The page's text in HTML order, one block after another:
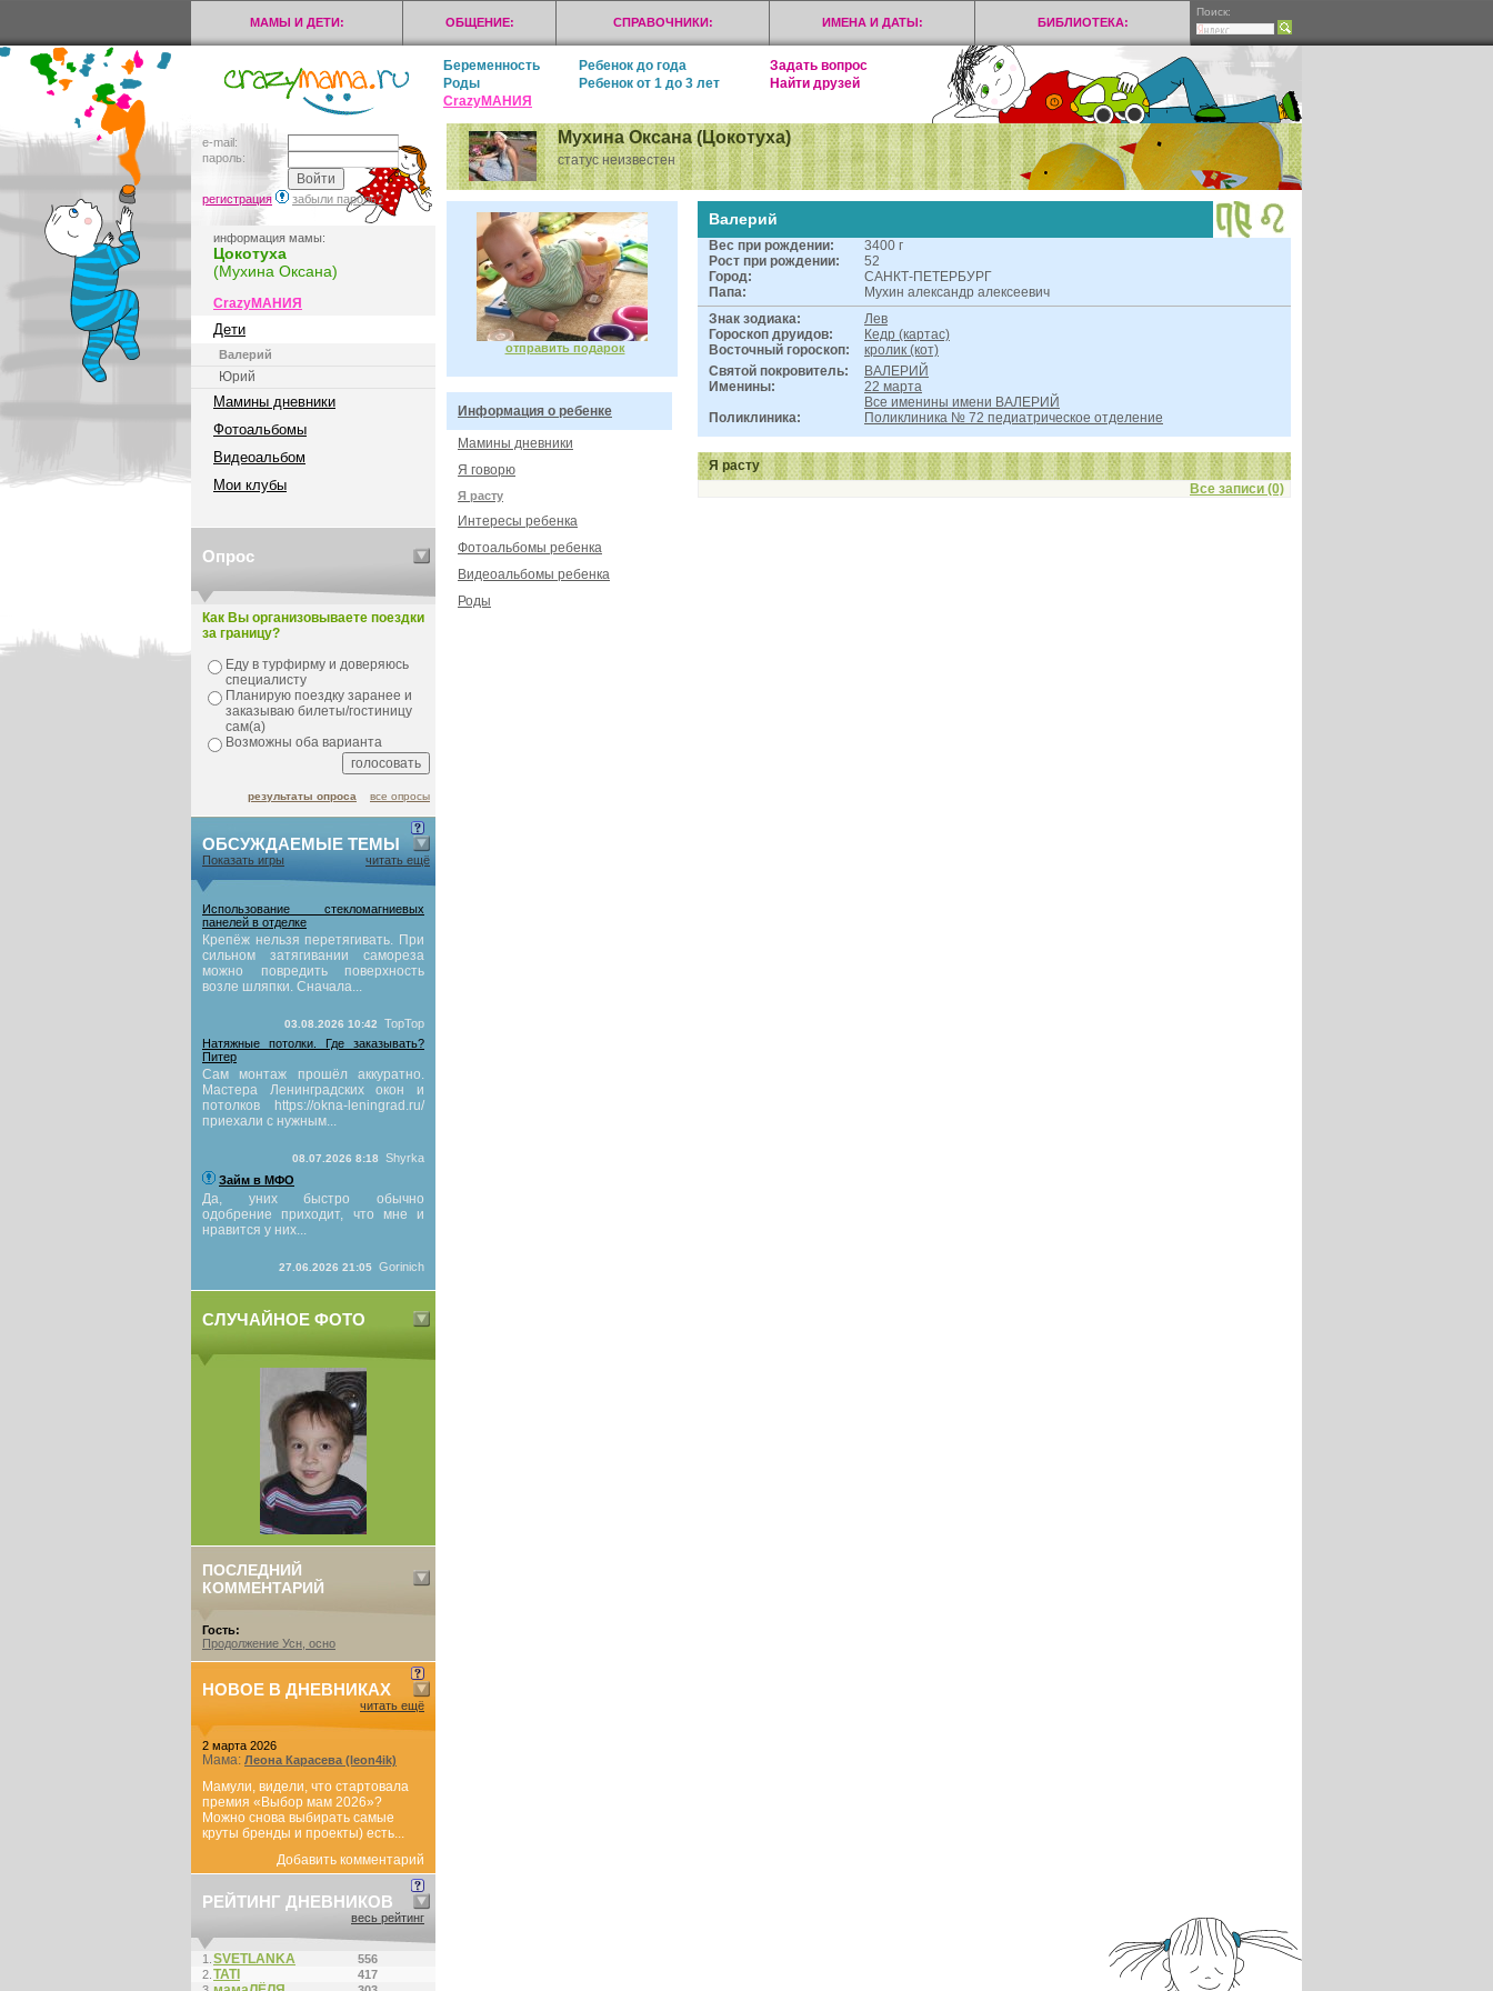
МАМЫ И ДЕТИ: ОБЩЕНИЕ: СПРАВОЧНИКИ: ИМЕНА И ДАТЫ: БИБЛИОТЕКА:
Поиск:
Беременность Ребенок до года
Задать вопрос
Роды
Ребенок от 1 до 3 лет
Найти друзей
CrazyМАНИЯ
e-mail:
пароль:
регистрация забыли пароль?
информация мамы:
Цокотуха
(Мухина Оксана)
CrazyМАНИЯ
Дети
Валерий
Юрий
Мамины дневники
Фотоальбомы
Видеоальбом
Мои клубы
Опрос
Как Вы организовываете поездки
за границу?
Еду в турфирму и доверяюсь
специалисту
Планирую поездку заранее и
заказываю билеты/гостиницу
сам(а)
Возможны оба варианта
результаты опроса все опросы
ОБСУЖДАЕМЫЕ ТЕМЫ
Показать игры читать ещё
Использование стекломагниевых
панелей в отделке
Крепёж нельзя перетягивать. При
сильном затягивании самореза
можно повредить поверхность
возле шляпки. Сначала...
03.08.2026 10:42
TopTop
Натяжные потолки. Где заказывать?
Питер
Сам монтаж прошёл аккуратно.
Мастера Ленинградских окон и
потолков https://okna-leningrad.ru/
приехали с нужным...
08.07.2026 8:18
Shyrka
Займ в МФО
Да, уних быстро обычно
одобрение приходит, что мне и
нравится у них...
27.06.2026 21:05 Gorinich
СЛУЧАЙНОЕ ФОТО
ПОСЛЕДНИЙ
КОММЕНТАРИЙ
Гость:
Продолжение Усн, осно
НОВОЕ В ДНЕВНИКАХ
читать ещё
2 марта 2026
Мама: Леона Карасева (leon4ik)
Мамули, видели, что стартовала
премия «Выбор мам 2026»?
Можно снова выбирать самые
круты бренды и проекты) есть...
Добавить комментарий
РЕЙТИНГ ДНЕВНИКОВ
весь рейтинг
1. SVETLANKA
556
2. ТАТI
417
Мухина Оксана (Цокотуха)
статус неизвестен
отправить подарок
Информация о ребенке
Мамины дневники
Я говорю
Я расту
Интересы ребенка
Фотоальбомы ребенка
Видеоальбомы ребенка
Роды
Валерий
Вес при рождении:
3400 г
Рост при рождении:
52
Город:
САНКТ-ПЕТЕРБУРГ
Папа:
Мухин александр алексеевич
Знак зодиака:
Лев
Гороскоп друидов:
Кедр (картас)
Восточный гороскоп:
кролик (кот)
Святой покровитель:
ВАЛЕРИЙ
Именины:
22 марта
Все именины имени ВАЛЕРИЙ
Поликлиника:
Поликлиника № 72 педиатрическое отделение
Я расту
Все записи (0)